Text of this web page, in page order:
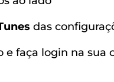
das
e faça login na sua